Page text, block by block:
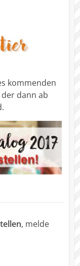
kommenden
dann ab
, melde